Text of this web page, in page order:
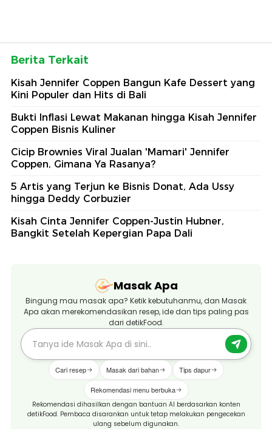
Berita Terkait
Kisah Jennifer Coppen Bangun Kafe Dessert yang
Kini Populer dan Hits di Bali
Bukti Inflasi Lewat Makanan hingga Kisah Jennifer
Coppen Bisnis Kuliner
Cicip Brownies Viral Jualan 'Mamari' Jennifer
Coppen, Gimana Ya Rasanya?
5 Artis yang Terjun ke Bisnis Donat, Ada Ussy
hingga Deddy Corbuzier
Kisah Cinta Jennifer Coppen-Justin Hubner,
Bangkit Setelah Kepergian Papa Dali
Masak Apa
Bingung mau masak apa? Ketik kebutuhanmu, dan Masak
Apa akan merekomendasikan resep, ide dan tips paling pas
dari detikFood.
Cari resep Masak dari bahan Tips dapur
Rekomendasi menu berbuka
Rekomendasi dihasilkan dengan bantuan AI berdasarkan konten
detikFood. Pembaca disarankan untuk tetap melakukan pengecekan
ulang sebelum digunakan.